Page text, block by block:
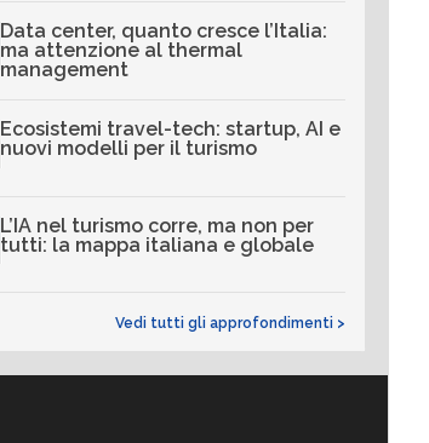
Data center, quanto cresce l’Italia:
ma attenzione al thermal
management
Ecosistemi travel-tech: startup, AI e
nuovi modelli per il turismo
L’IA nel turismo corre, ma non per
tutti: la mappa italiana e globale
Vedi tutti gli approfondimenti >